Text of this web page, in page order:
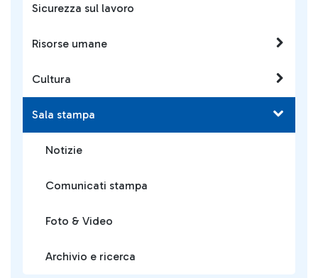
Sicurezza sul lavoro
Risorse umane
Cultura
Sala stampa
Notizie
Comunicati stampa
Foto & Video
Archivio e ricerca